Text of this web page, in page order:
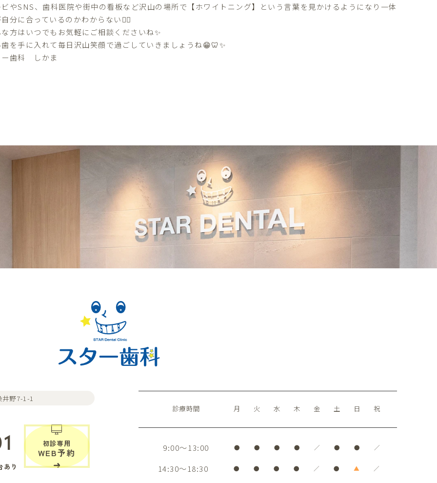
やSNS、歯科医院や街中の看板など沢山の場所で【ホワイトニング】という言葉を見かけるようになり一体
分に合っているのかわからない😵‍💫
方はいつでもお気軽にご相談くださいね✨
を手に入れて毎日沢山笑顔で過ごしていきましょうね😁🦷✨
ー歯科 しかま
野7-1-1
あり
初診専用
WEB予約
診療時間 月 火 水 木 金 土 日 祝
9:00～13:00 ● ● ● ● ／ ● ● ／
14:30～18:30 ● ● ● ● ／ ● ▲ ／